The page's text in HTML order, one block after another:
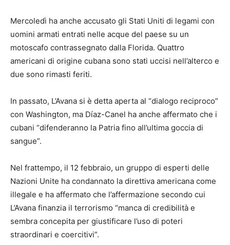
Mercoledì ha anche accusato gli Stati Uniti di legami con
uomini armati entrati nelle acque del paese su un
motoscafo contrassegnato dalla Florida. Quattro
americani di origine cubana sono stati uccisi nell’alterco e
due sono rimasti feriti.
In passato, L’Avana si è detta aperta al “dialogo reciproco”
con Washington, ma Díaz-Canel ha anche affermato che i
cubani “difenderanno la Patria fino all’ultima goccia di
sangue”.
Nel frattempo, il 12 febbraio, un gruppo di esperti delle
Nazioni Unite ha condannato la direttiva americana come
illegale e ha affermato che l’affermazione secondo cui
L’Avana finanzia il terrorismo “manca di credibilità e
sembra concepita per giustificare l’uso di poteri
straordinari e coercitivi”.